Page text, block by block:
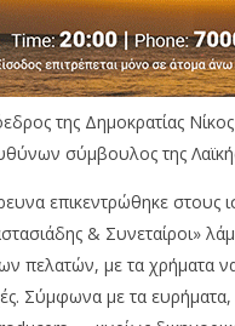
της Δημοκρατίας
σύμβουλος της
επικεντρώθηκε στους
& Συνεταίροι»
πελατών, με τα χρήματα
Σύμφωνα με τα ευρήματα,